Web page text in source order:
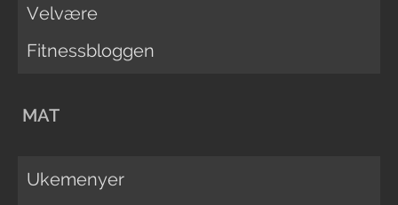
Velvære
Fitnessbloggen
MAT
Ukemenyer